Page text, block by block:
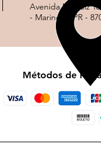
Avenida Dr. Luiz
- Maringá - PR -
Métodos de